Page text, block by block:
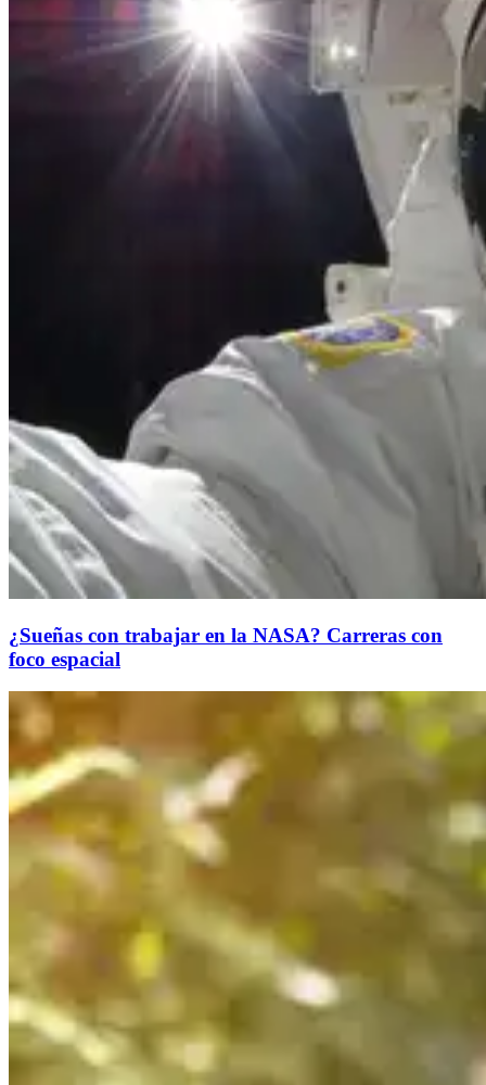
¿Sueñas con trabajar en la NASA? Carreras con
foco espacial